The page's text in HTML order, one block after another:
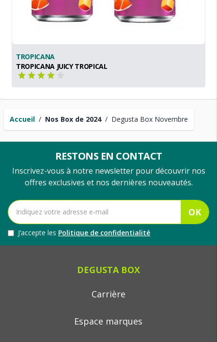
Accueil / Nos Box de 2024 / Degusta Box Novembre
TROPICANA
TROPICANA JUICY TROPICAL
RESTONS EN CONTACT
Inscrivez-vous à notre newsletter pour découvrir nos
offres exclusives et nos dernières nouveautés.
OK
J’accepte les Politique de confidentialité
DEGUSTA BOX
Carrière
Espace marques